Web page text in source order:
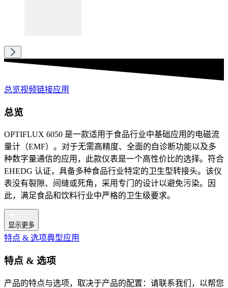
总览视频链接应用
总览
OPTIFLUX 6050 是一款适用于食品行业中基础应用的电磁流
量计（EMF）。对于无需高精度、全面的自诊断功能以及多
种数字量通信的应用，此款仪表是一个高性价比的选择。符合
EHEDG 认证，具备多种食品行业特定的卫生型转接头。该仪
表没有裂隙、间缝或死角，采用专门的设计以避免污染。因
此，满足食品和饮料行业中严格的卫生级要求。
显示更多
特点 & 选项典型应用
特点 & 选项
产品的特点与选项，取决于产品的配置：请联系我们，以帮您